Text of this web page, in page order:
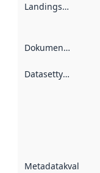
Landingsside
Dokumentasjon
Datasettype
Metadatakvalitet